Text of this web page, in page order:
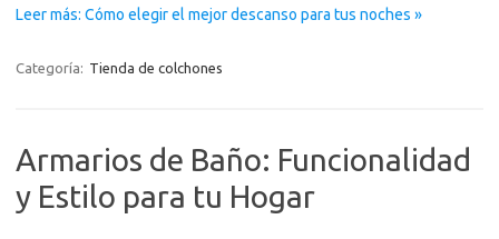
Leer más: Cómo elegir el mejor descanso para tus noches »
Categoría: Tienda de colchones
Armarios de Baño: Funcionalidad
y Estilo para tu Hogar